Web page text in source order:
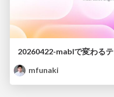
mfunaki